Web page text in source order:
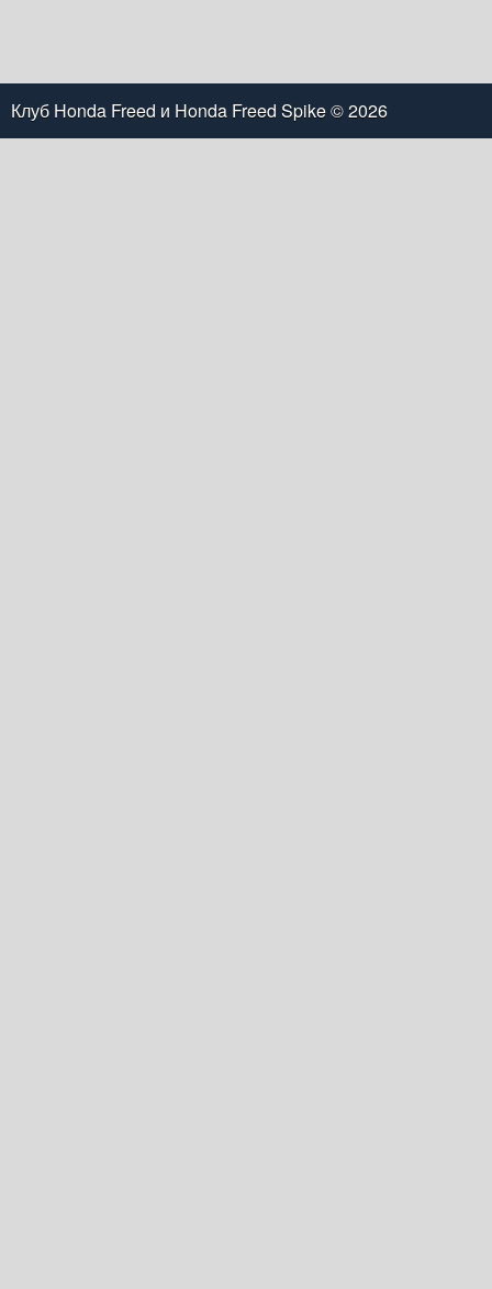
Клуб Honda Freed и Honda Freed Spike© 2026